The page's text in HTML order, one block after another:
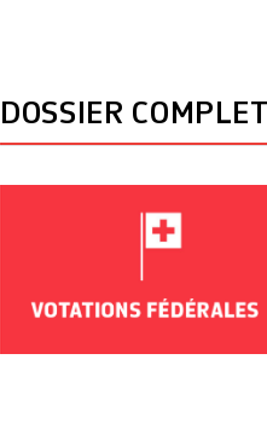
DOSSIER COMPLET